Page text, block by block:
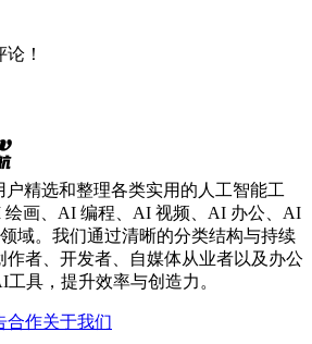
！
户精选和整理各类实用的人工智能工
画、AI 编程、AI 视频、AI 办公、AI
域。我们通过清晰的分类结构与持续
作者、开发者、自媒体从业者以及办公
具，提升效率与创造力。
合作关于我们